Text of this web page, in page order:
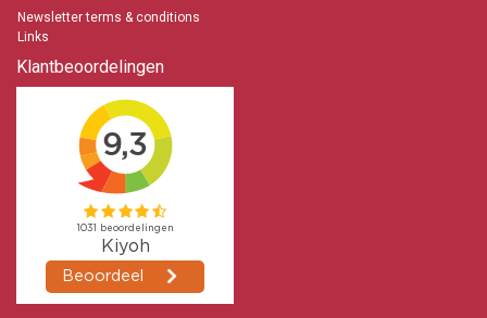
Newsletter terms & conditions
Links
Klantbeoordelingen